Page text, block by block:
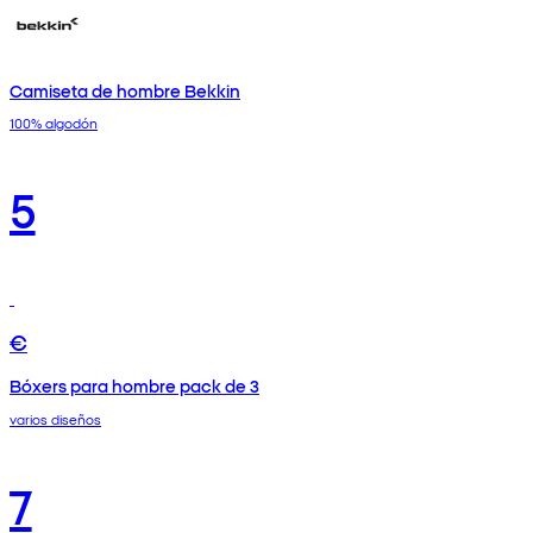
Camiseta de hombre Bekkin
100% algodón
5
€
Bóxers para hombre pack de 3
varios diseños
7